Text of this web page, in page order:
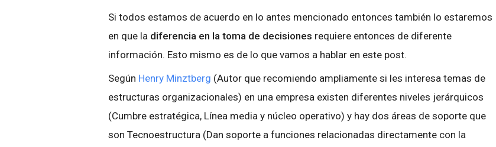
Si todos estamos de acuerdo en lo antes mencionado entonces también lo estaremos
en que la diferencia en la toma de decisiones requiere entonces de diferente
información. Esto mismo es de lo que vamos a hablar en este post.
Según Henry Minztberg (Autor que recomiendo ampliamente si les interesa temas de
estructuras organizacionales) en una empresa existen diferentes niveles jerárquicos
(Cumbre estratégica, Línea media y núcleo operativo) y hay dos áreas de soporte que
son Tecnoestructura (Dan soporte a funciones relacionadas directamente con la